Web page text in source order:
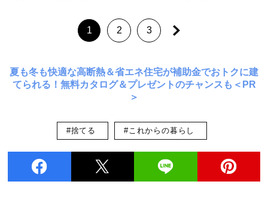
1 2 3
夏も冬も快適な高断熱＆省エネ住宅が補助金でおトクに建
てられる！無料カタログ＆プレゼントのチャンスも＜PR
＞
#捨てる #これからの暮らし